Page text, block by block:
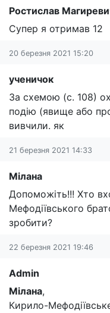
Ростислав
Супер я отримав 12
20 березня 2021 15:20
ученичок
За схемою (с. 108)
подію (явище або
вивчили. як
21 березня 2021 14:33
Мілана
Допоможіть!!! Хто
Мефодіївського
зробити?
22 березня 2021 19:46
Admin
Мілана,
Кирило-